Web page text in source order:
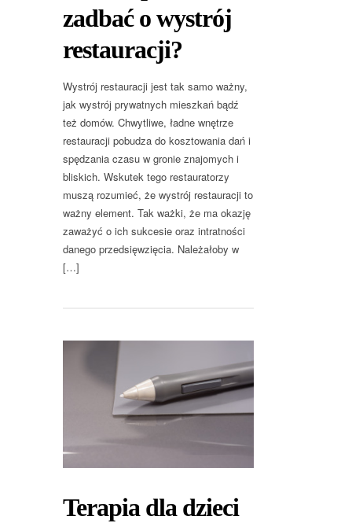
zadbać o wystrój
restauracji?
Wystrój restauracji jest tak samo ważny,
jak wystrój prywatnych mieszkań bądź
też domów. Chwytliwe, ładne wnętrze
restauracji pobudza do kosztowania dań i
spędzania czasu w gronie znajomych i
bliskich. Wskutek tego restauratorzy
muszą rozumieć, że wystrój restauracji to
ważny element. Tak ważki, że ma okazję
zaważyć o ich sukcesie oraz intratności
danego przedsięwzięcia. Należałoby w
[…]
Terapia dla dzieci